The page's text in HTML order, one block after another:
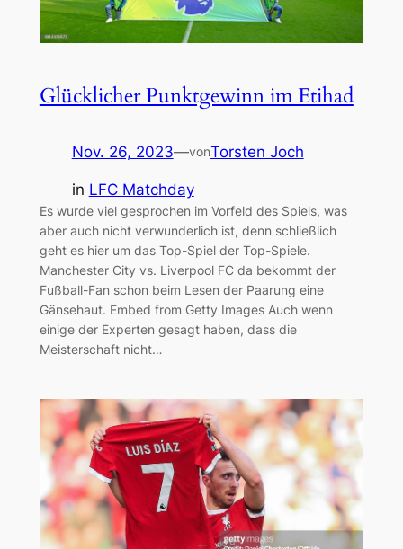
Glücklicher Punktgewinn im Etihad
Nov. 26, 2023—vonTorsten Joch
in LFC Matchday
Es wurde viel gesprochen im Vorfeld des Spiels, was
aber auch nicht verwunderlich ist, denn schließlich
geht es hier um das Top-Spiel der Top-Spiele.
Manchester City vs. Liverpool FC da bekommt der
Fußball-Fan schon beim Lesen der Paarung eine
Gänsehaut. Embed from Getty Images Auch wenn
einige der Experten gesagt haben, dass die
Meisterschaft nicht…